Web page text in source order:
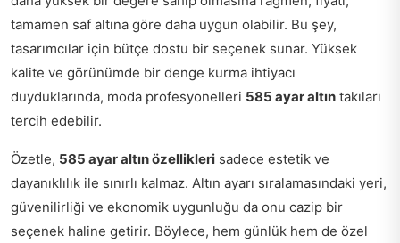
tamamen saf altına göre daha uygun olabilir. Bu şey,
tasarımcılar için bütçe dostu bir seçenek sunar. Yüksek
kalite ve görünümde bir denge kurma ihtiyacı
duyduklarında, moda profesyonelleri 585 ayar altın takıları
tercih edebilir.
Özetle, 585 ayar altın özellikleri sadece estetik ve
dayanıklılık ile sınırlı kalmaz. Altın ayarı sıralamasındaki yeri,
güvenilirliği ve ekonomik uygunluğu da onu cazip bir
seçenek haline getirir. Böylece, hem günlük hem de özel